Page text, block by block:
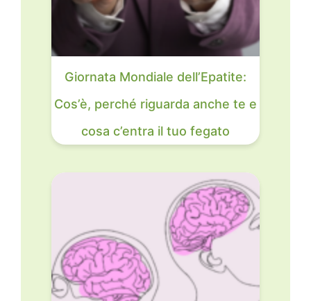
Giornata Mondiale dell’Epatite:
Cos’è, perché riguarda anche te e
cosa c’entra il tuo fegato